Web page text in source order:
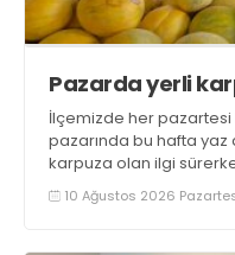
Pazarda yerli
İlçemizde her
pazarında bu hafta yaz
karpuza olan ilgi
yerini aldı
10 Ağustos 2026